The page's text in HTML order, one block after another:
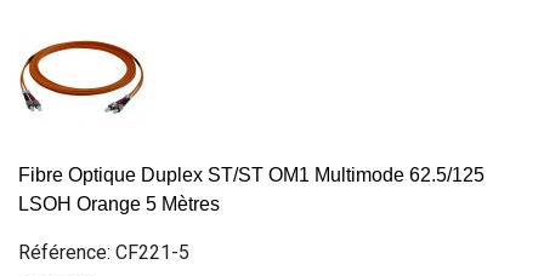
Fibre Optique Duplex ST/ST OM1 Multimode 62.5/125
LSOH Orange 5 Mètres
Référence: CF221-5